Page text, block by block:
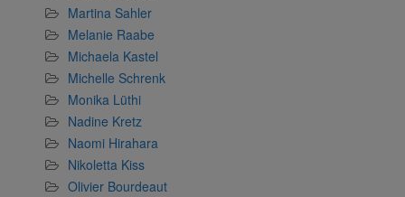
Martina Sahler
Melanie Raabe
Michaela Kastel
Michelle Schrenk
Monika Lüthi
Nadine Kretz
Naomi Hirahara
Nikoletta Kiss
Olivier Bourdeaut